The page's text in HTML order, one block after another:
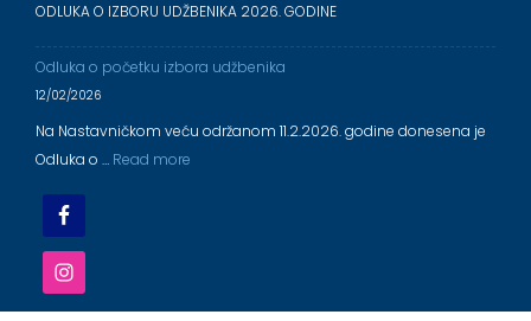
ODLUKA O IZBORU UDŽBENIKA 2026. GODINE
Odluka o početku izbora udžbenika
12/02/2026
Na Nastavničkom veću održanom 11.2.2026. godine donesena je
Odluka o … Read more